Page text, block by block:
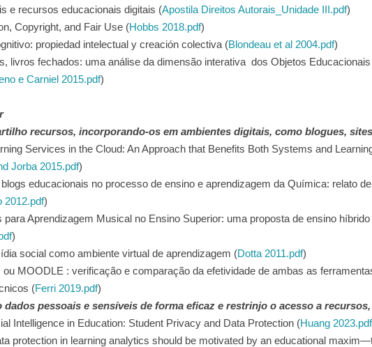
e recursos educacionais digitais (Apostila Direitos Autorais_Unidade III.pdf)
Copyright, and Fair Use (Hobbs 2018.pdf)
propiedad intelectual y creación colectiva (Blondeau et al 2004.pdf)
livros fechados: uma análise da dimensão interativa dos Objetos
e Carniel 2015.pdf)
recursos, incorporando-os em ambientes digitais, como blogues,
Services in the Cloud: An Approach that Benefits Both Systems and
Jorba 2015.pdf)
educacionais no processo de ensino e aprendizagem da Química: relato
2012.pdf)
para Aprendizagem Musical no Ensino Superior: uma proposta de ensino
)
social como ambiente virtual de aprendizagem (Dotta 2011.pdf)
MOODLE : verificação e comparação da efetividade de ambas as
(Ferri 2019.pdf)
dados pessoais e sensíveis de forma eficaz e restrinjo o acesso a
Intelligence in Education: Student Privacy and Data Protection (Huang 2023.pdf
protection in learning analytics should be motivated by an educational